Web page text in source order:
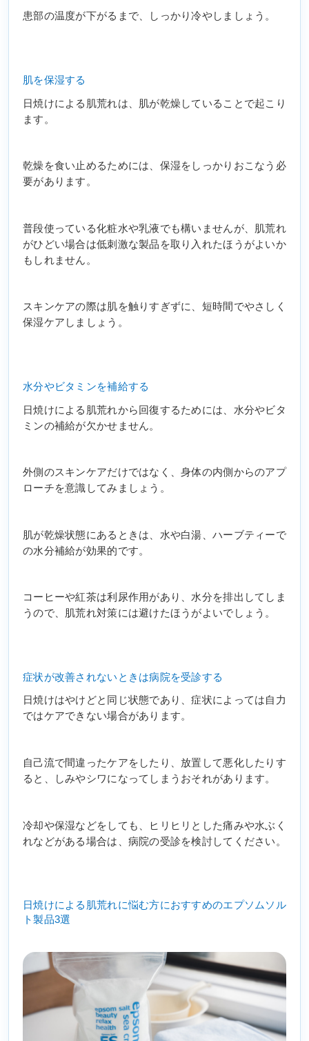
患部の温度が下がるまで、しっかり冷やしましょう。
肌を保湿する
日焼けによる肌荒れは、肌が乾燥していることで起こり
ます。
乾燥を食い止めるためには、保湿をしっかりおこなう必
要があります。
普段使っている化粧水や乳液でも構いませんが、肌荒れ
がひどい場合は低刺激な製品を取り入れたほうがよいか
もしれません。
スキンケアの際は肌を触りすぎずに、短時間でやさしく
保湿ケアしましょう。
水分やビタミンを補給する
日焼けによる肌荒れから回復するためには、水分やビタ
ミンの補給が欠かせません。
外側のスキンケアだけではなく、身体の内側からのアプ
ローチを意識してみましょう。
肌が乾燥状態にあるときは、水や白湯、ハーブティーで
の水分補給が効果的です。
コーヒーや紅茶は利尿作用があり、水分を排出してしま
うので、肌荒れ対策には避けたほうがよいでしょう。
症状が改善されないときは病院を受診する
日焼けはやけどと同じ状態であり、症状によっては自力
ではケアできない場合があります。
自己流で間違ったケアをしたり、放置して悪化したりす
ると、しみやシワになってしまうおそれがあります。
冷却や保湿などをしても、ヒリヒリとした痛みや水ぶく
れなどがある場合は、病院の受診を検討してください。
日焼けによる肌荒れに悩む方におすすめのエプソムソル
ト製品3選